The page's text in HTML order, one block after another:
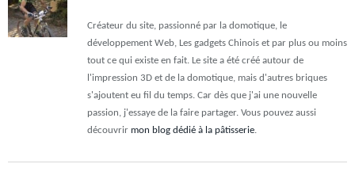
Créateur du site, passionné par la domotique, le
développement Web, Les gadgets Chinois et par plus ou moins
tout ce qui existe en fait. Le site a été créé autour de
l'impression 3D et de la domotique, mais d'autres briques
s'ajoutent eu fil du temps. Car dès que j'ai une nouvelle
passion, j'essaye de la faire partager. Vous pouvez aussi
découvrir mon blog dédié à la pâtisserie.